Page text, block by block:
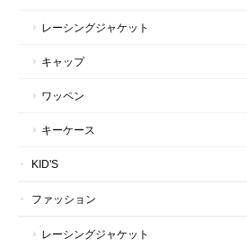
レーシングジャケット
キャップ
ワッペン
キーケース
KID'S
ファッション
レーシングジャケット